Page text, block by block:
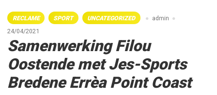
RECLAME SPORT UNCATEGORIZED
admin
24/04/2021
Samenwerking Filou
Oostende met Jes-Sports
Bredene Errèa Point Coast